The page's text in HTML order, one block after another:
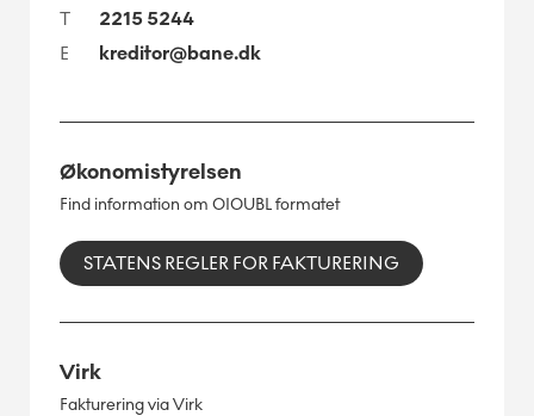
T
2215 5244
E
kreditor@bane.dk
Økonomistyrelsen
Find information om OIOUBL formatet
STATENS REGLER FOR FAKTURERING
Virk
Fakturering via Virk